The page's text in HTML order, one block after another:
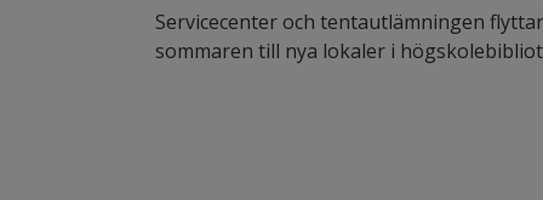
Servicecenter och tentautlämningen
sommaren till nya lokaler i